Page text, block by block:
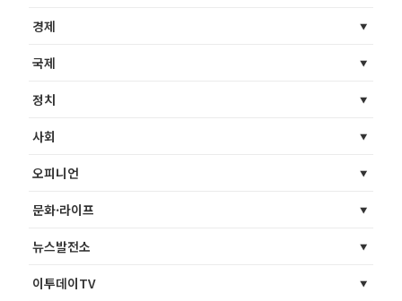
경제
국제
정치
사회
오피니언
문화·라이프
뉴스발전소
이투데이TV